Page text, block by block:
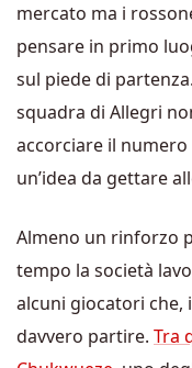
mercato ma i
pensare in primo
sul piede di
squadra di Allegri
accorciare il
un’idea da gettare
Almeno un rinforzo
tempo la società
alcuni giocatori che,
davvero partire. Tra